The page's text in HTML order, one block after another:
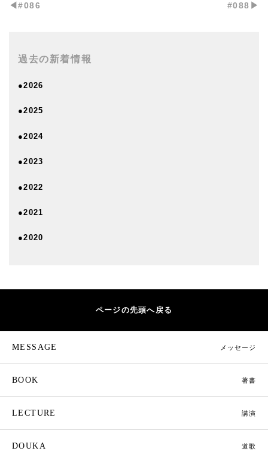
◀︎#086 #088▶︎
過去の新着情報
●2026
●2025
●2024
●2023
●2022
●2021
●2020
ページの先頭へ戻る
MESSAGE メッセージ
BOOK 著書
LECTURE 講演
DOUKA 道歌